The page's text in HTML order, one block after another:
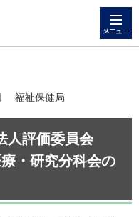
福祉保健局
人評価委員会
・研究分科会の